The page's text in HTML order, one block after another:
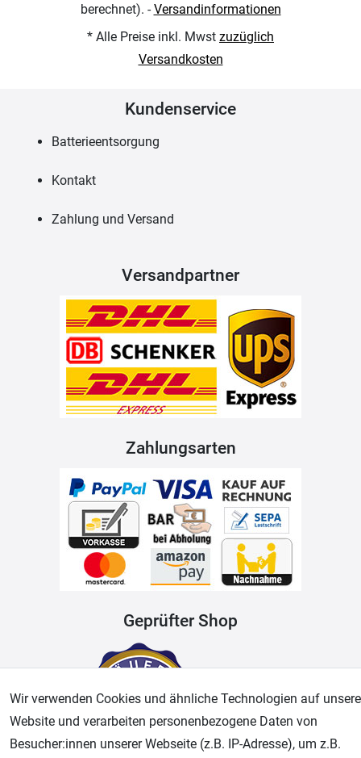
berechnet). -Versandinformationen
* Alle Preise inkl. Mwst zuzüglich
Versandkosten
Kundenservice
Batterieentsorgung
Kontakt
Zahlung und Versand
Versandpartner
Zahlungsarten
Geprüfter Shop
Wir verwenden Cookies und ähnliche Technologien auf
Website und verarbeiten personenbezogene Daten von
Besucher:innen unserer Webseite (z.B. IP-Adresse), um z.B.